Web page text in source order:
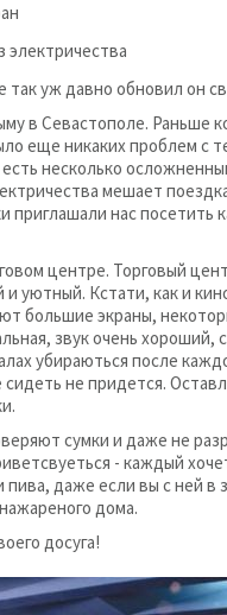
электричества
уж давно обновил он
в Севастополе. Раньше
еще никаких проблем с
несколько
мешает
приглашали нас посетить
центре. Торговый
уютный. Кстати, как и
большие экраны,
звук очень
убираються после
не придется.
сумки и даже не
- каждый
пива, даже если вы с ней
дома.
досуга!